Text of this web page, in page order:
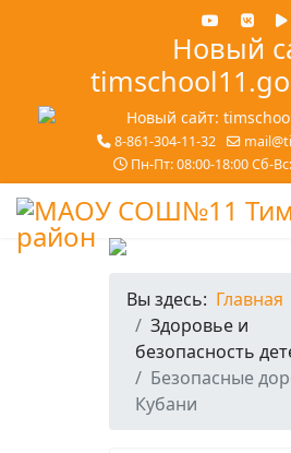
Новый
8-861-304-11-32
Пн-Пт: 08:00-18:00 Сб-
Вы здесь: Главная
Здоровье и
безопасность
Безопасные
Кубани